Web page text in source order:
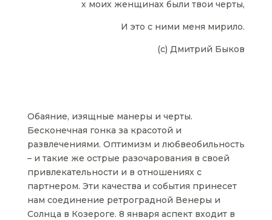
х моих женщинах были твои черты,
И это с ними меня мирило.
(с) Дмитрий Быков
Обаяние, изящные манеры и черты.
Бесконечная гонка за красотой и
развлечениями. Оптимизм и любвеобильность
– и такие же острые разочарования в своей
привлекательности и в отношениях с
партнером. Эти качества и события принесет
нам соединение ретроградной Венеры и
Солнца в Козероге. 8 января аспект входит в